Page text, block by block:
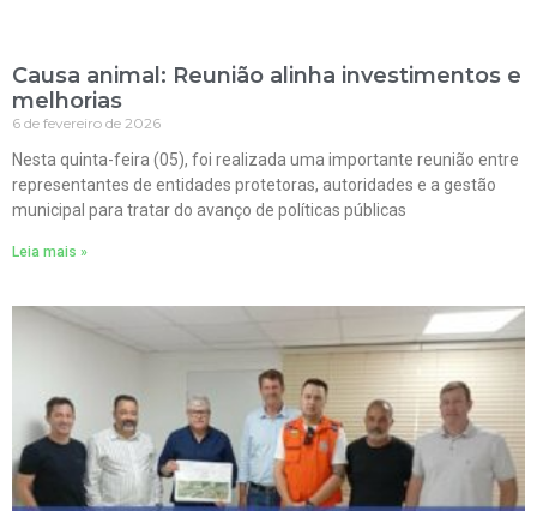
Causa animal: Reunião alinha investimentos e
melhorias
6 de fevereiro de 2026
Nesta quinta-feira (05), foi realizada uma importante reunião entre
representantes de entidades protetoras, autoridades e a gestão
municipal para tratar do avanço de políticas públicas
Leia mais »